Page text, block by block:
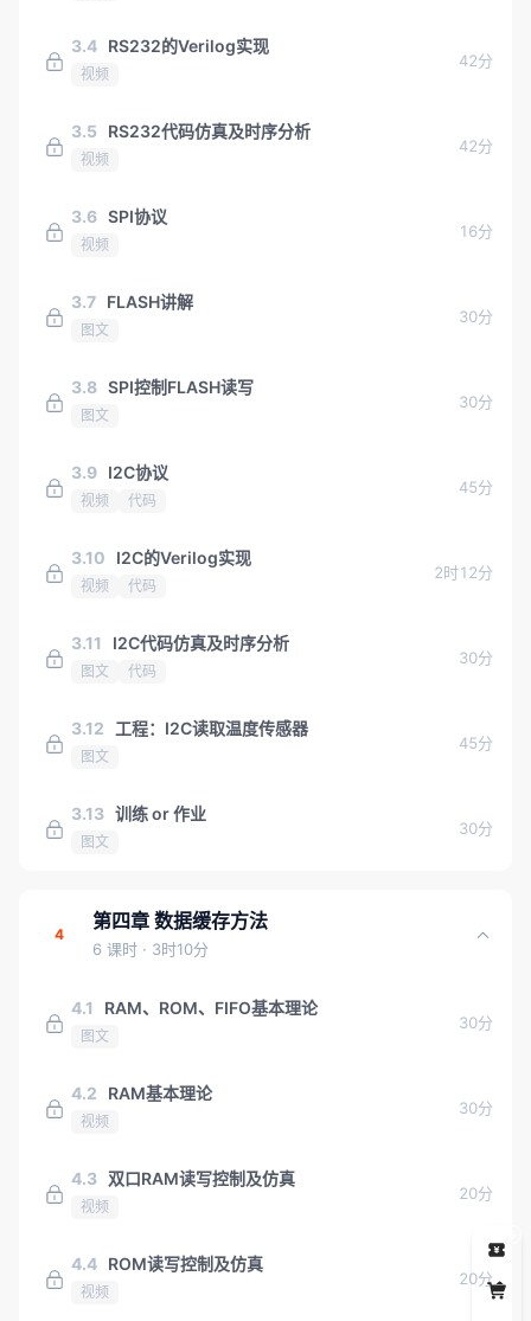
3.4 RS232的Verilog实现
视频
42分
3.5 RS232代码仿真及时序分析
视频
42分
3.6 SPI协议
视频
16分
3.7 FLASH讲解
图文
30分
3.8 SPI控制FLASH读写
图文
30分
3.9 I2C协议
视频 代码
45分
3.10 I2C的Verilog实现
视频 代码
2时12分
3.11 I2C代码仿真及时序分析
图文 代码
30分
3.12 工程：I2C读取温度传感器
图文
45分
3.13 训练 or 作业
图文
30分
4
第四章 数据缓存方法
6 课时 · 3时10分
4.1 RAM、ROM、FIFO基本理论
图文
30分
4.2 RAM基本理论
视频
30分
4.3 双口RAM读写控制及仿真
视频
20分
4.4 ROM读写控制及仿真
视频
20分